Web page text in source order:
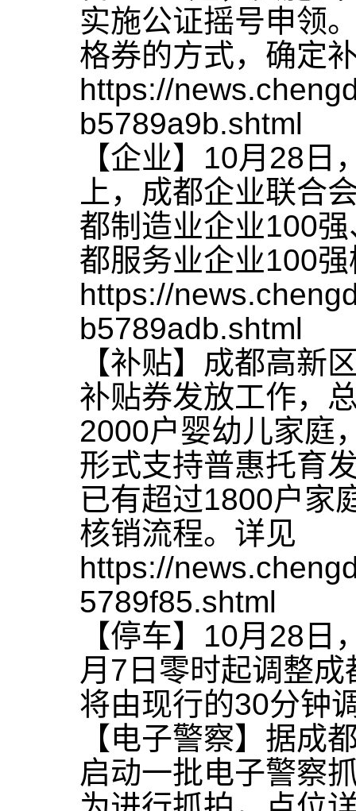
实施公证摇号申领
格券的方式，确定
https://
b5789a9b.shtml
【企业】10月28
上，成都企业联合
都制造业企业100
都服务业企业100
https://
b5789adb.shtml
【补贴】成都高新
补贴券发放工作，
2000户婴幼儿家庭
形式支持普惠托育
已有超过1800户家
核销流程。详见
https://
5789f85.shtml
【停车】10月28
月7日零时起调整
将由现行的30分钟
【电子警察】据成
启动一批电子警察